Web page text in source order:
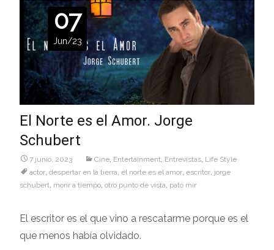
07
Jun/23
El Norte es el Amor. Jorge
Schubert
7 junio, 2023 Cine Entertainment Entrevistas Life Style
actor despertar en la tierra el norte es el amor escritor jorge
schubert morir a tiempo otro punto de vista pato mir
El escritor es el que vino a rescatarme porque es el
que menos había olvidado.